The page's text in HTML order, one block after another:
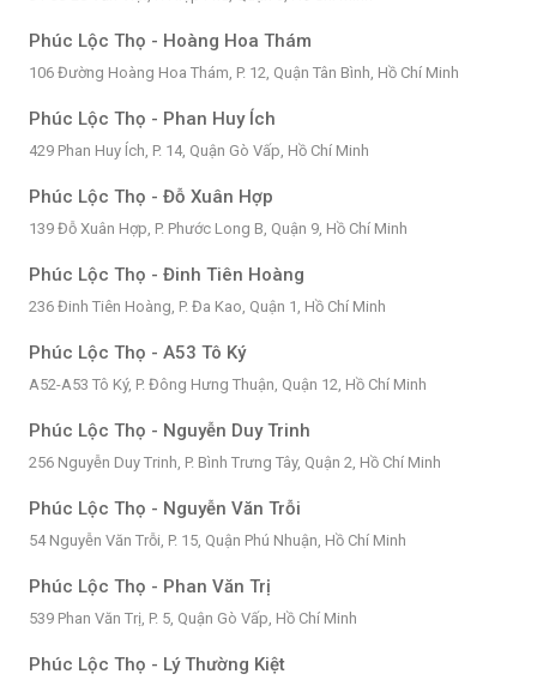
Phúc Lộc Thọ - Hoàng Hoa Thám
106 Đường Hoàng Hoa Thám, P. 12, Quận Tân Bình, Hồ Chí Minh
Phúc Lộc Thọ - Phan Huy Ích
429 Phan Huy Ích, P. 14, Quận Gò Vấp, Hồ Chí Minh
Phúc Lộc Thọ - Đỗ Xuân Hợp
139 Đỗ Xuân Hợp, P. Phước Long B, Quận 9, Hồ Chí Minh
Phúc Lộc Thọ - Đinh Tiên Hoàng
236 Đinh Tiên Hoàng, P. Đa Kao, Quận 1, Hồ Chí Minh
Phúc Lộc Thọ - A53 Tô Ký
A52-A53 Tô Ký, P. Đông Hưng Thuận, Quận 12, Hồ Chí Minh
Phúc Lộc Thọ - Nguyễn Duy Trinh
256 Nguyễn Duy Trinh, P. Bình Trưng Tây, Quận 2, Hồ Chí Minh
Phúc Lộc Thọ - Nguyễn Văn Trỗi
54 Nguyễn Văn Trỗi, P. 15, Quận Phú Nhuận, Hồ Chí Minh
Phúc Lộc Thọ - Phan Văn Trị
539 Phan Văn Trị, P. 5, Quận Gò Vấp, Hồ Chí Minh
Phúc Lộc Thọ - Lý Thường Kiệt